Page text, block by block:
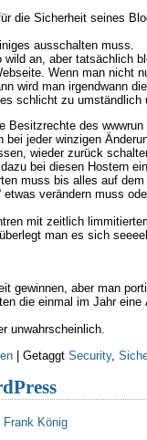
die Sicherheit seines
ausschalten muss.
an, aber tatsächlich
Wenn man nicht
wird man irgendwann
schlicht zu umständlich
Besitzrechte des
jeder winzigen
wieder zurück
bei diesen Hostern
muss bis alles auf
verändern muss
mit zeitlich
man es sich
gewinnen, aber man
die einmal im Jahr eine
unwahrscheinlich.
| Getaggt Security,
Frank König